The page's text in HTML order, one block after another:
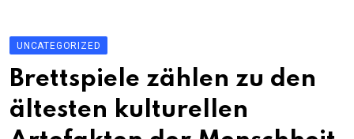
UNCATEGORIZED
Brettspiele zählen zu den
ältesten kulturellen